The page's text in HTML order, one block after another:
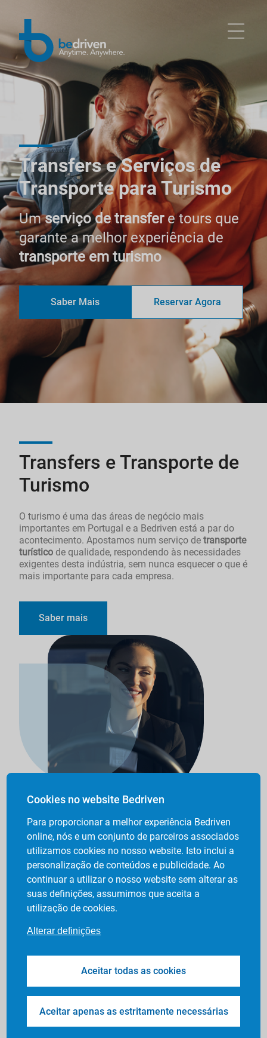
Cookies no website Bedriven
Para proporcionar a melhor experiência Bedriven
online, nós e um conjunto de parceiros associados
utilizamos cookies no nosso website. Isto inclui a
personalização de conteúdos e publicidade. Ao
continuar a utilizar o nosso website sem alterar as
suas definições, assumimos que aceita a
utilização de cookies.
Alterar definições
Aceitar todas as cookies
Aceitar apenas as estritamente necessárias
Transfers e Serviços de
Transporte para Turismo
Umserviço de transfere tours que
garante a melhor experiência de
transporte em turismo
Saber Mais Reservar Agora
Transfers e Transporte de
Turismo
O turismo é uma das áreas de negócio mais
importantes em Portugal e a Bedriven está a par do
acontecimento. Apostamos num serviço de transporte
turístico de qualidade, respondendo às necessidades
exigentes desta indústria, sem nunca esquecer o que é
mais importante para cada empresa.
Saber mais
Conexão
tecnológ
ica
Transfers
Tours
Especializ
Idiomas
No serviço de transfers e tours Bedriven, pode contar
com APIs, uma App dedicada ao serviço, driver
sempre de forma a contribuir para um serviço de
excelência para a sua empresa.